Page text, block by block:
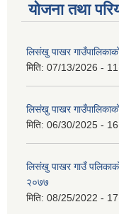
योजना तथा
लिसंखु पाखर
मिति: 07/13/2026 -
लिसंखु पाखर
मिति: 06/30/2025 -
लिसंखु पाखर गाउँ
२०७७
मिति: 08/25/2022 -